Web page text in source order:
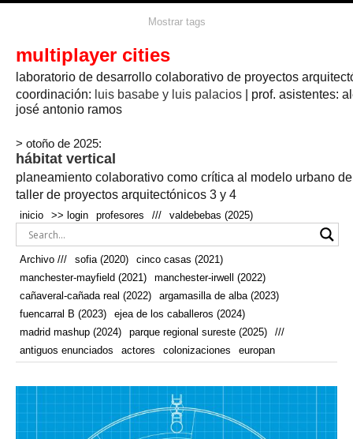
agricultura agricultura circular
arquitectura textil arte artesanía
bicicletas biodiversidad biorrefinería biotecnología bloque lineal
bodega bosque botánica caminos camping campo
cañada
real
canal cañaveral
real
cocina colaboración
autonoma
conectar
cooperativa crecimiento cueva cultivo cultivos deporte
don
quijote
ecosistema ejea de los caballeros
renovables
enterrado espacio social espacio verde
estructura europan fauna
fernández del amo festival fiesta flexibilidad fotomontaje
fuencarral b gastronomía geologia
geometrización curvas de
nivel
grúas habitar hábitat habitat hotel
infraestructura inmigración instalaciones invernadero
laguna línea del tiempo lineal longitudinal
manchester mapeo marihuana mayfield
mercado
modular modulo
nómada
paneles solares paragüas
plantas plegable prefabricado presa private producción
Mostrar tags
multiplayer cities
laboratorio de desarrollo colaborativo de proyectos
coordinación: luis basabe y luis palacios | prof. asistentes:
josé antonio ramos
> otoño de 2025:
hábitat vertical
planeamiento colaborativo como crítica al modelo urbano
taller de proyectos arquitectónicos 3 y 4
inicio >> login profesores /// valdebebas (2025)
Archivo /// sofia (2020)
cinco casas (2021)
manchester-mayfield (2021)
manchester-irwell (2022)
cañaveral-cañada real (2022)
argamasilla de alba (2023)
fuencarral B (2023)
ejea de los caballeros (2024)
madrid mashup (2024)
parque regional sureste (2025)
///
antiguos enunciados
actores colonizaciones europan